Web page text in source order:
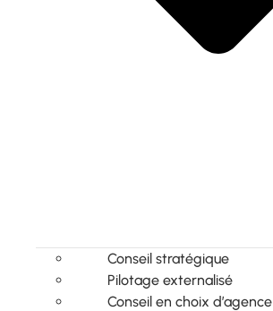
Conseil stratégique
Pilotage externalisé
Conseil en choix d’agence